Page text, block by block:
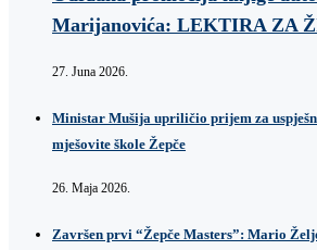
Marijanovića: LEKTIRA ZA
27. Juna 2026.
Ministar Mušija upriličio prijem za
mješovite škole Žepče
26. Maja 2026.
Završen prvi “Žepče Masters”: Mario